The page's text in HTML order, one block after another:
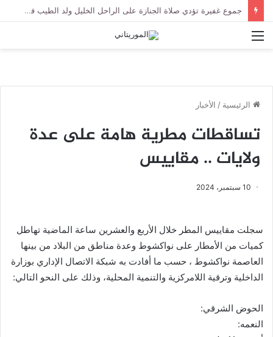
جموع غفيرة تؤدي صلاة الجنازة على الراحل الخليل ولد الطيب في جامع ابن عباس
القائمة
الرئيسية / الأخبار
تساقطات مطرية هامة على عدة
ولايات .. مقاييس
10 سبتمبر، 2024
سجلت مقاييس المطر خلال الأربع والعشرين ساعة الماضية تهاطل
كميات من الأمطار على نواكشوط وعدة مناطق من البلاد من بينها
العاصمة نواكشوط ، حسب ما أفادت به شبكة الاتصال الإداري بوزارة
الداخلية وترقية اللامركزية والتنمية المحلية، وذلك على النحو التالي:
الحوض الشرقي:
النعمه: